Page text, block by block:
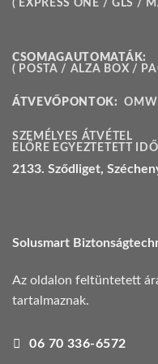
( EXPRESS ONE / GLS /
CSOMAGAUTOMATÁK:
( POSTA / ALZA BOX /
ÁTVEVŐPONTOK:OMW
SZEMÉLYES ÁTVÉTEL
ELŐRE EGYEZTETETT
2133. Sződliget,
Solusmart
Az oldalon feltüntetett
tartalmaznak.
06 70 336-6572